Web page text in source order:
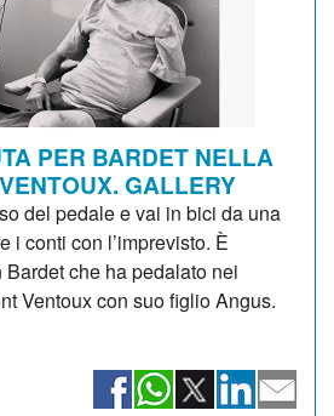
PER BARDET NELLA
GALLERY
del pedale e vai in bici da una
i conti con l’imprevisto. È
che ha pedalato nei
Ventoux con suo figlio Angus.